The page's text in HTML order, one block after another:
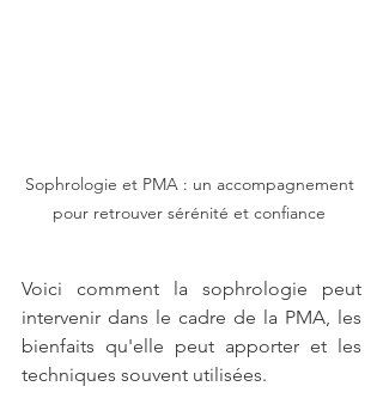
Sophrologie et PMA : un accompagnement
pour retrouver sérénité et confiance
Voici comment la sophrologie peut
intervenir dans le cadre de la PMA, les
bienfaits qu'elle peut apporter et les
techniques souvent utilisées.